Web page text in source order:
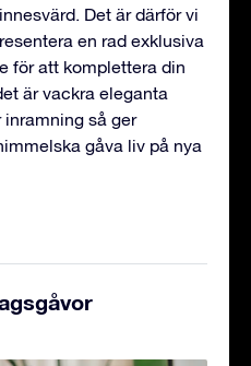
Det är därför vi
en rad exklusiva
för att komplettera din
är vackra eleganta
så ger
gåva liv på nya